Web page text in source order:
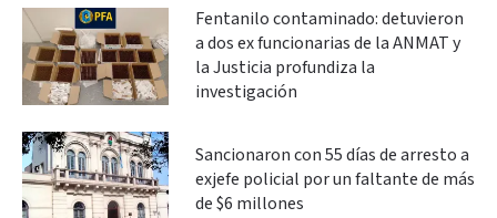
Fentanilo contaminado: detuvieron
a dos ex funcionarias de la ANMAT y
la Justicia profundiza la
investigación
Sancionaron con 55 días de arresto a
exjefe policial por un faltante de más
de $6 millones